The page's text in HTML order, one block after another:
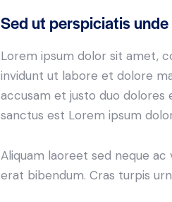
Sed ut perspiciatis
Lorem ipsum dolor sit amet,
invidunt ut labore et dolore
accusam et justo duo dolores
sanctus est Lorem ipsum
Aliquam laoreet sed neque
erat bibendum. Cras turpis